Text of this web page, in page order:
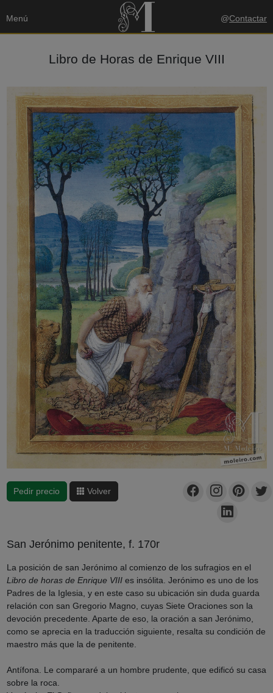
Menú @Contactar
Libro de Horas de Enrique VIII
Pedir precio Volver
San Jerónimo penitente, f. 170r
La posición de san Jerónimo al comienzo de los sufragios en el
Libro de horas de Enrique VIIIes insólita. Jerónimo es uno de los
Padres de la Iglesia, y en este caso su ubicación sin duda guarda
relación con san Gregorio Magno, cuyas Siete Oraciones son la
devoción precedente. Aparte de eso, la oración a san Jerónimo,
como se aprecia en la traducción siguiente, resalta su condición de
maestro más que la de penitente.
Antífona. Le compararé a un hombre prudente, que edificó su casa
sobre la roca.